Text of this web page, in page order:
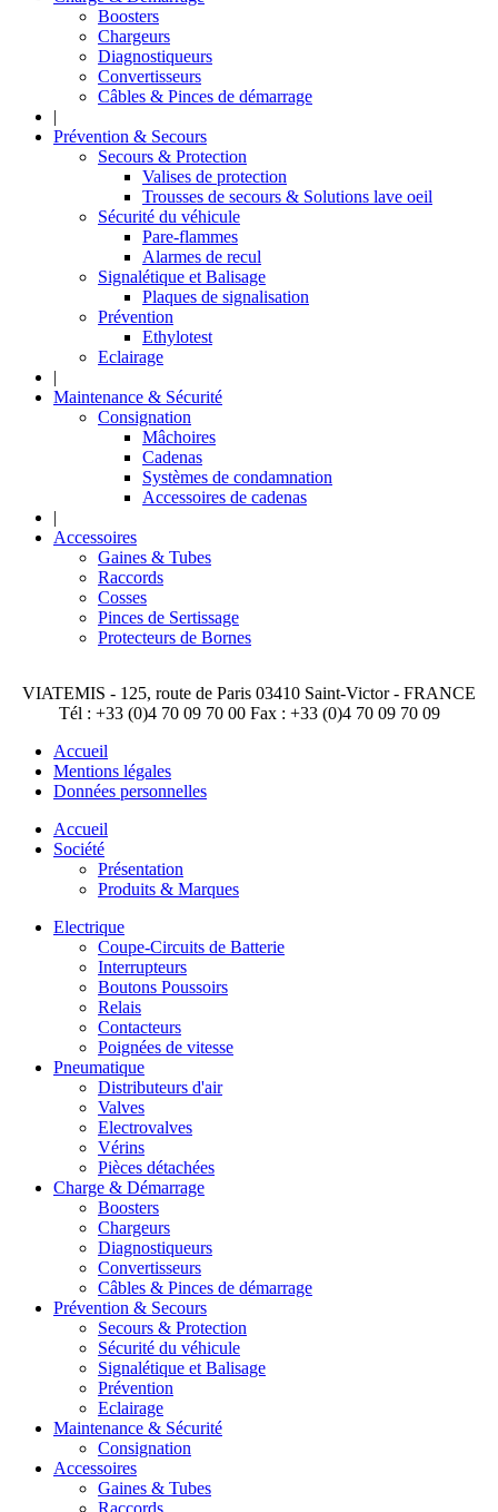
Boosters
Chargeurs
Diagnostiqueurs
Convertisseurs
Câbles & Pinces de démarrage
|
Prévention & Secours
Secours & Protection
Valises de protection
Trousses de secours & Solutions lave oeil
Sécurité du véhicule
Pare-flammes
Alarmes de recul
Signalétique et Balisage
Plaques de signalisation
Prévention
Ethylotest
Eclairage
|
Maintenance & Sécurité
Consignation
Mâchoires
Cadenas
Systèmes de condamnation
Accessoires de cadenas
|
Accessoires
Gaines & Tubes
Raccords
Cosses
Pinces de Sertissage
Protecteurs de Bornes
VIATEMIS - 125, route de Paris 03410 Saint-Victor - FRANCE
Tél : +33 (0)4 70 09 70 00 Fax : +33 (0)4 70 09 70 09
Accueil
Mentions légales
Données personnelles
Accueil
Société
Présentation
Produits & Marques
Electrique
Coupe-Circuits de Batterie
Interrupteurs
Boutons Poussoirs
Relais
Contacteurs
Poignées de vitesse
Pneumatique
Distributeurs d'air
Valves
Electrovalves
Vérins
Pièces détachées
Charge & Démarrage
Boosters
Chargeurs
Diagnostiqueurs
Convertisseurs
Câbles & Pinces de démarrage
Prévention & Secours
Secours & Protection
Sécurité du véhicule
Signalétique et Balisage
Prévention
Eclairage
Maintenance & Sécurité
Consignation
Accessoires
Gaines & Tubes
Raccords